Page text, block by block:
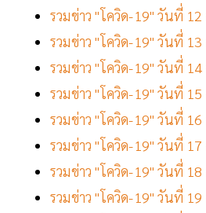
รวมข่าว "โควิด-19" วันที่
รวมข่าว "โควิด-19" วันที่
รวมข่าว "โควิด-19" วันที่
รวมข่าว "โควิด-19" วันที่
รวมข่าว "โควิด-19" วันที่
รวมข่าว "โควิด-19" วันที่
รวมข่าว "โควิด-19" วันที่
รวมข่าว "โควิด-19" วันที่